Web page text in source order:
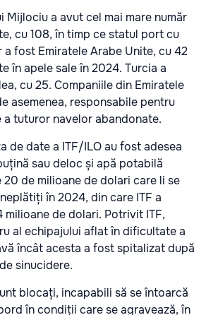
Mijlociu a avut cel mai mare număr
cu 108, în timp ce statul port cu
a fost Emiratele Arabe Unite, cu 42
în apele sale în 2024. Turcia a
cu 25. Companiile din Emiratele
asemenea, responsabile pentru
a tuturor navelor abandonate.
de date a ITF/ILO au fost adesea
sau deloc și apă potabilă
20 de milioane de dolari care li se
în 2024, din care ITF a
milioane de dolari. Potrivit ITF,
al echipajului aflat în dificultate a
încât acesta a fost spitalizat după
sinucidere.
blocați, incapabili să se întoarcă
în condiții care se agravează, în